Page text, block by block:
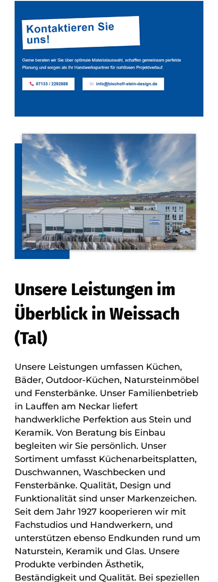
Unsere Leistungen im
Überblick in Weissach
(Tal)
Unsere Leistungen umfassen Küchen,
Bäder, Outdoor-Küchen, Natursteinmöbel
und Fensterbänke. Unser Familienbetrieb
in Lauffen am Neckar liefert
handwerkliche Perfektion aus Stein und
Keramik. Von Beratung bis Einbau
begleiten wir Sie persönlich. Unser
Sortiment umfasst Küchenarbeitsplatten,
Duschwannen, Waschbecken und
Fensterbänke. Qualität, Design und
Funktionalität sind unser Markenzeichen.
Seit dem Jahr 1927 kooperieren wir mit
Fachstudios und Handwerkern, und
unterstützen ebenso Endkunden rund um
Naturstein, Keramik und Glas. Unsere
Produkte verbinden Ästhetik,
Beständigkeit und Qualität. Bei speziellen